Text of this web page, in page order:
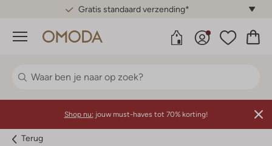
Gratis standaard verzending*
Menu
Shop nu: jouw must-haves tot 70% korting!
Terug